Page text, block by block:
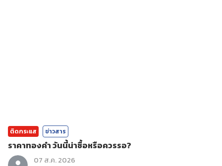
ติดกระแส ข่าวสาร
ราคาทองคํา วันนี้น่าซื้อหรือควรรอ?
07 ส.ค. 2026